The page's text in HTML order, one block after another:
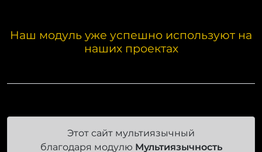
наших проектах
Этот сайт мультиязычный
благодаря модулю
Мультиязычность